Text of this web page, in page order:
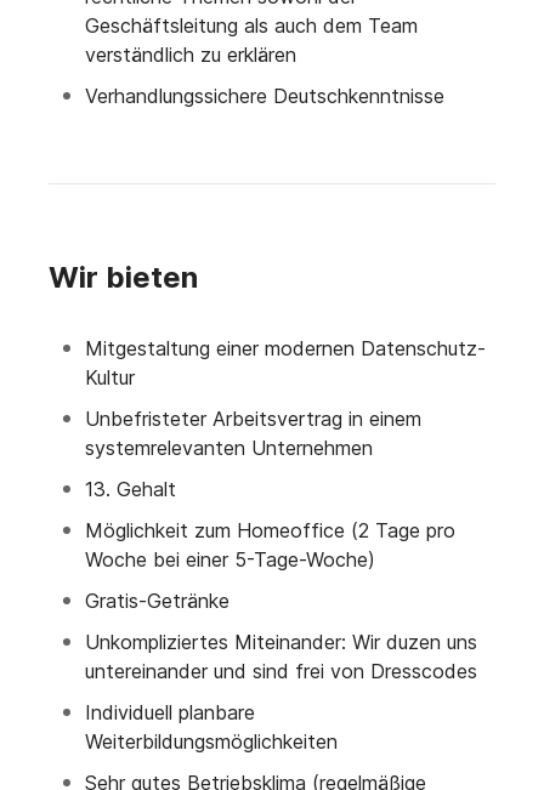
Geschäftsleitung als auch dem Team
verständlich zu erklären
Verhandlungssichere Deutschkenntnisse
Wir bieten
Mitgestaltung einer modernen Datenschutz-
Kultur
Unbefristeter Arbeitsvertrag in einem
systemrelevanten Unternehmen
13. Gehalt
Möglichkeit zum Homeoffice (2 Tage pro
Woche bei einer 5-Tage-Woche)
Gratis-Getränke
Unkompliziertes Miteinander: Wir duzen uns
untereinander und sind frei von Dresscodes
Individuell planbare
Weiterbildungsmöglichkeiten
Sehr gutes Betriebsklima (regelmäßige